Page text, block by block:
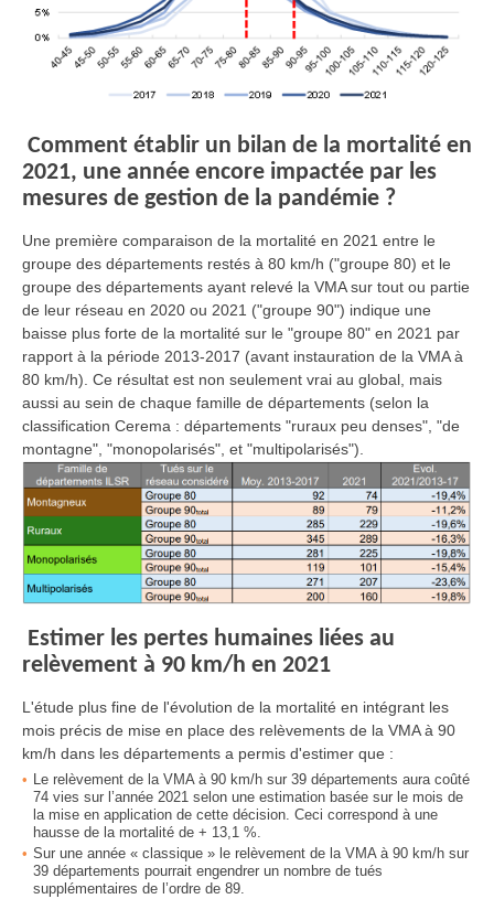
Comment établir un bilan de la mortalité en
2021, une année encore impactée par les
mesures de gestion de la pandémie ?
Une première comparaison de la mortalité en 2021 entre le
groupe des départements restés à 80 km/h ("groupe 80) et le
groupe des départements ayant relevé la VMA sur tout ou partie
de leur réseau en 2020 ou 2021 ("groupe 90") indique une
baisse plus forte de la mortalité sur le "groupe 80" en 2021 par
rapport à la période 2013-2017 (avant instauration de la VMA à
80 km/h). Ce résultat est non seulement vrai au global, mais
aussi au sein de chaque famille de départements (selon la
classification Cerema : départements "ruraux peu denses", "de
montagne", "monopolarisés", et "multipolarisés").
Estimer les pertes humaines liées au
relèvement à 90 km/h en 2021
L'étude plus fine de l'évolution de la mortalité en intégrant les
mois précis de mise en place des relèvements de la VMA à 90
km/h dans les départements a permis d'estimer que :
Le relèvement de la VMA à 90 km/h sur 39 départements aura coûté
74 vies sur l’année 2021 selon une estimation basée sur le mois de
la mise en application de cette décision. Ceci correspond à une
hausse de la mortalité de + 13,1 %.
Sur une année « classique » le relèvement de la VMA à 90 km/h sur
39 départements pourrait engendrer un nombre de tués
supplémentaires de l’ordre de 89.